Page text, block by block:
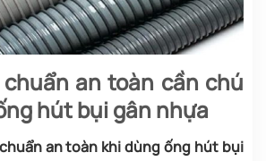
an toàn cần chú
hút bụi gân nhựa
an toàn khi dùng ống hút bụi